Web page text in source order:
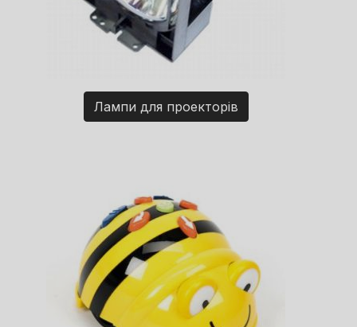
Лампи для проекторів